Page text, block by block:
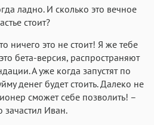
ладно. И сколько это вечное
стоит?
ничего это не стоит! Я же тебе
бета-версия, распространяют
А уже когда запустят по
денег будет стоить. Далеко не
сможет себе позволить! –
зачастил Иван.